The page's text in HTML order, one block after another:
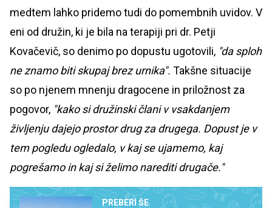
medtem lahko pridemo tudi do pomembnih uvidov. V
eni od družin, ki je bila na terapiji pri dr. Petji
Kovačevič, so denimo po dopustu ugotovili, "da sploh
ne znamo biti skupaj brez urnika". Takšne situacije
so po njenem mnenju dragocene in priložnost za
pogovor, "kako si družinski člani v vsakdanjem
življenju dajejo prostor drug za drugega. Dopust je v
tem pogledu ogledalo, v kaj se ujamemo, kaj
pogrešamo in kaj si želimo narediti drugače."
PREBERI ŠE